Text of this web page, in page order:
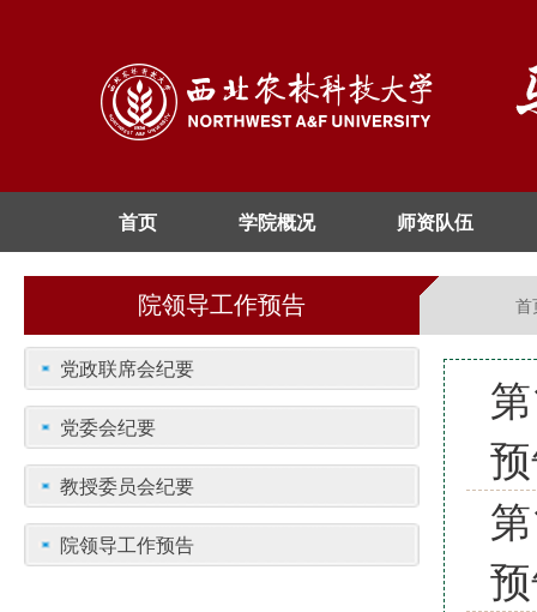
首页 学院概况 师资队伍
院领导工作预告 首
党政联席会纪要
党委会纪要
教授委员会纪要
院领导工作预告